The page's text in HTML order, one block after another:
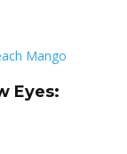
Eyes: